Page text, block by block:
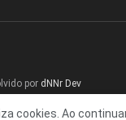
por dNNr Dev
cookies. Ao